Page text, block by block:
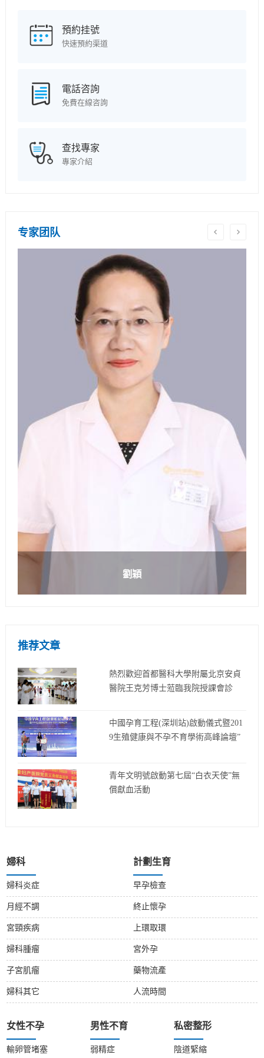
預約挂號
快速預約渠道
電話咨詢
免費在線咨詢
查找專家
專家介紹
专家团队
劉穎
推荐文章
熱烈歡迎首都醫科大學附屬北京安貞
醫院王克芳博士蒞臨我院授課會診
中國孕育工程(深圳站)啟動儀式暨201
9生殖健康與不孕不育學術高峰論壇”
青年文明號啟動第七屆“白衣天使”無
償獻血活動
婦科
婦科炎症
月經不調
宮頸疾病
婦科腫瘤
子宮肌瘤
婦科其它
計劃生育
早孕檢查
終止懷孕
上環取環
宮外孕
藥物流產
人流時間
女性不孕
輸卵管堵塞
男性不育
弱精症
私密整形
陰道緊縮